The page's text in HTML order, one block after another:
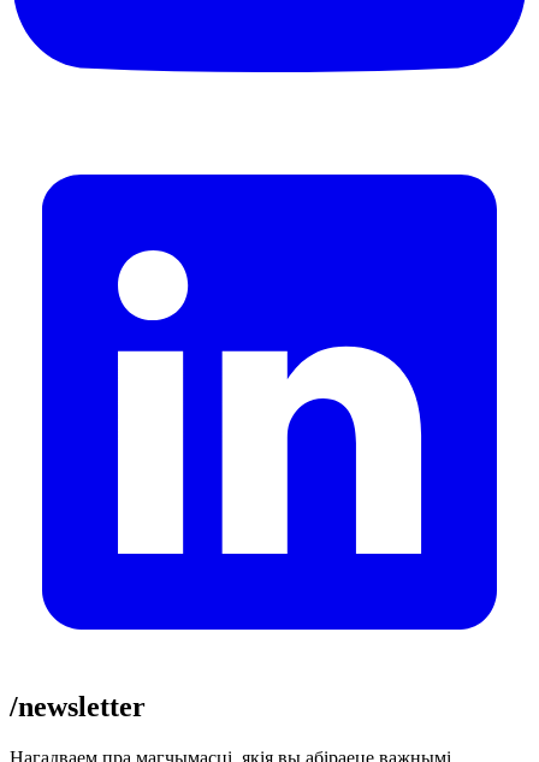
/newsletter
Нагадваем пра магчымасці, якія вы абіраеце важнымі.